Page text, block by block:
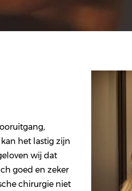
het lastig zijn
wij dat
goed en zeker
chirurgie niet